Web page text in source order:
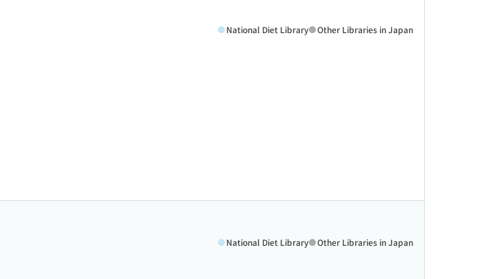
National Diet Library Other Libraries in Japan
National Diet Library Other Libraries in Japan